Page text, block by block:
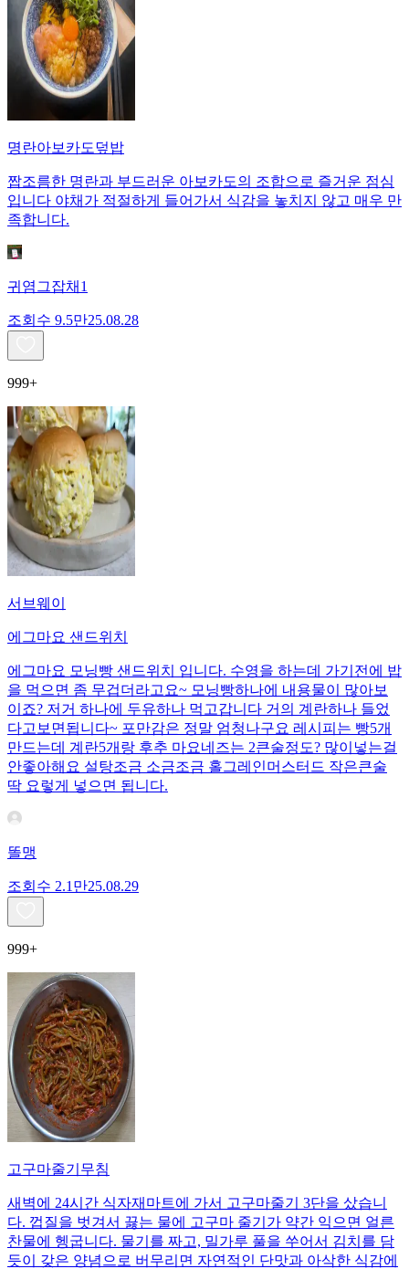
명란아보카도덮밥
짭조름한 명란과 부드러운 아보카도의 조합으로 즐거운 점심
입니다 야채가 적절하게 들어가서 식감을 놓치지 않고 매우 만
족합니다.
귀염그잡채1
조회수 9.5만25.08.28
999+
서브웨이
에그마요 샌드위치
에그마요 모닝빵 샌드위치 입니다. 수영을 하는데 가기전에 밥
을 먹으면 좀 무겁더라고요~ 모닝빵하나에 내용물이 많아보
이죠? 저거 하나에 두유하나 먹고갑니다 거의 계란하나 들었
다고보면됩니다~ 포만감은 정말 엄청나구요 레시피는 빵5개
만드는데 계란5개랑 후추 마요네즈는 2큰술정도? 많이넣는걸
안좋아해요 설탕조금 소금조금 홀그레인머스터드 작은큰술
딱 요렇게 넣으면 됩니다.
똘맹
조회수 2.1만25.08.29
999+
고구마줄기무침
새벽에 24시간 식자재마트에 가서 고구마줄기 3단을 샀습니
다. 껍질을 벗겨서 끓는 물에 고구마 줄기가 약간 익으면 얼른
찬물에 헹굽니다. 물기를 짜고, 밀가루 풀을 쑤어서 김치를 담
듯이 갖은 양념으로 버무리면 자연적인 단맛과 아삭한 식감에